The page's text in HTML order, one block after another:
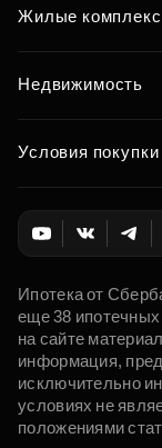
Жилые
Недвижимость
Условия покупки
Ипотека от
еще 38
на сайте
информация,
исключительно
условиях не
положениями